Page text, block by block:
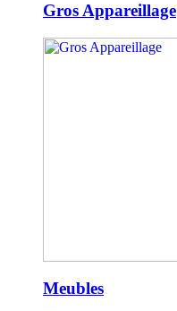
Gros Appareillage
Meubles